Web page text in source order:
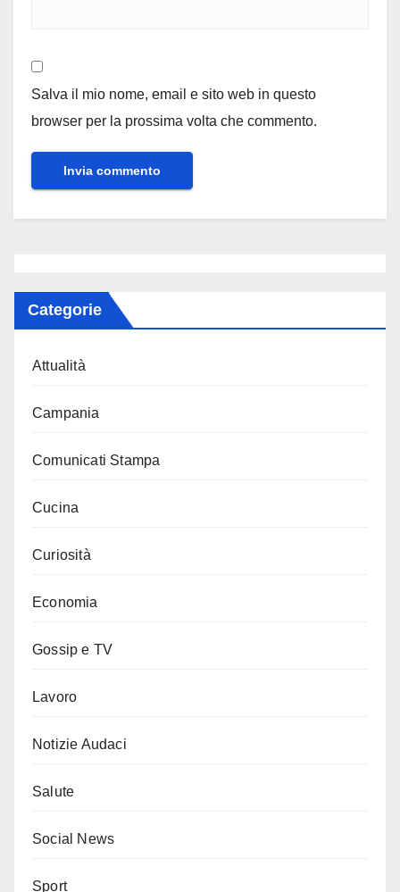
Salva il mio nome, email e sito web in questo
browser per la prossima volta che commento.
Categorie
Attualità
Campania
Comunicati Stampa
Cucina
Curiosità
Economia
Gossip e TV
Lavoro
Notizie Audaci
Salute
Social News
Sport